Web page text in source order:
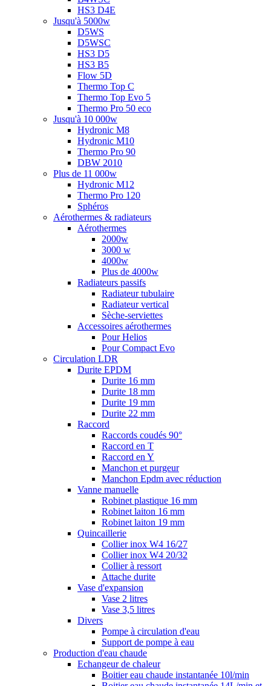
HS3 D4E
Jusqu'à 5000w
D5WS
D5WSC
HS3 D5
HS3 B5
Flow 5D
Thermo Top C
Thermo Top Evo 5
Thermo Pro 50 eco
Jusqu'à 10 000w
Hydronic M8
Hydronic M10
Thermo Pro 90
DBW 2010
Plus de 11 000w
Hydronic M12
Thermo Pro 120
Sphéros
Aérothermes & radiateurs
Aérothermes
2000w
3000 w
4000w
Plus de 4000w
Radiateurs passifs
Radiateur tubulaire
Radiateur vertical
Sèche-serviettes
Accessoires aérothermes
Pour Helios
Pour Compact Evo
Circulation LDR
Durite EPDM
Durite 16 mm
Durite 18 mm
Durite 19 mm
Durite 22 mm
Raccord
Raccords coudés 90°
Raccord en T
Raccord en Y
Manchon et purgeur
Manchon Epdm avec réduction
Vanne manuelle
Robinet plastique 16 mm
Robinet laiton 16 mm
Robinet laiton 19 mm
Quincaillerie
Collier inox W4 16/27
Collier inox W4 20/32
Collier à ressort
Attache durite
Vase d'expansion
Vase 2 litres
Vase 3,5 litres
Divers
Pompe à circulation d'eau
Support de pompe à eau
Production d'eau chaude
Echangeur de chaleur
Boitier eau chaude instantanée 10l/min